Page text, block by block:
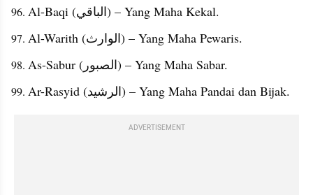
Al-Baqi (الباقي) – Yang Maha Kekal.
Al-Warith (الوارث) – Yang Maha Pewaris.
As-Sabur (الصبور) – Yang Maha Sabar.
Ar-Rasyid (الرشيد) – Yang Maha Pandai dan Bijak.
ADVERTISEMENT